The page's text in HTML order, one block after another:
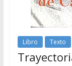
Libro Texto